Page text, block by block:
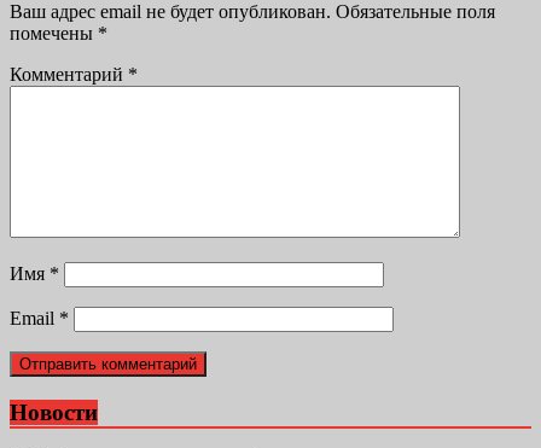
Ваш адрес email не будет опубликован. Обязательные поля
помечены *
Комментарий *
Имя *
Email *
Новости